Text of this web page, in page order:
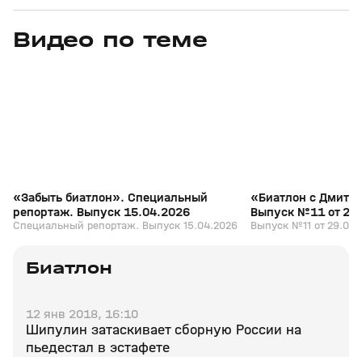
Видео по теме
15 апр, 13:09
«Забыть биатлон». Специальный
репортаж. Выпуск 15.04.2026
Специальный репортаж. Выпуск 15.04.2026
«Биатлон с
Выпуск №11 от
Выпуск №11 от
Биатлон
12 янв 2018, 16:10
Шипулин затаскивает сборную России на
пьедестал в эстафете